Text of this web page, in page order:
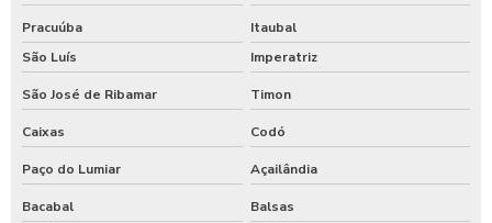
Pracuúba
Itaubal
São Luís
Imperatriz
São José de Ribamar Timon
Caixas Codó
Paço do Lumiar Açailândia
Bacabal Balsas